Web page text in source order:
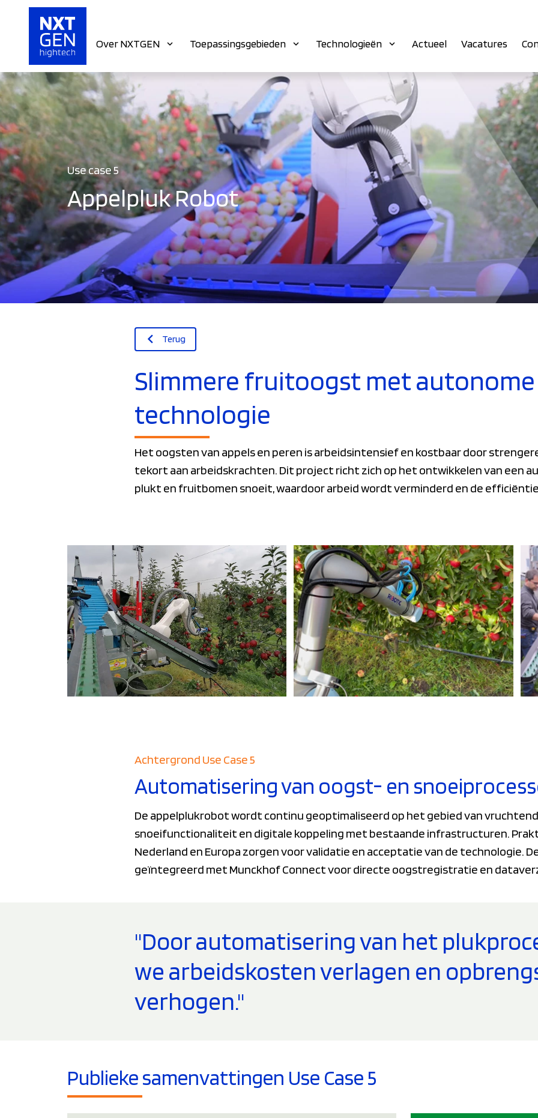
Over NXTGEN Toepassingsgebieden Technologieën Actueel Vacatures
Use case 5
Appelpluk Robot
Terug
Slimmere fruitoogst met autonome
technologie
Het oogsten van appels en peren is arbeidsintensief en kostbaar door
tekort aan arbeidskrachten. Dit project richt zich op het ontwikkelen van een
plukt en fruitbomen snoeit, waardoor arbeid wordt verminderd en de
Achtergrond Use Case 5
Automatisering van oogst- en
De appelplukrobot wordt continu geoptimaliseerd op het gebied van
snoeifunctionaliteit en digitale koppeling met bestaande infrastructuren.
Nederland en Europa zorgen voor validatie en acceptatie van de technologie.
geïntegreerd met Munckhof Connect voor directe oogstregistratie en
"Door automatisering van het
we arbeidskosten verlagen en
verhogen."
Publieke samenvattingen Use Case 5